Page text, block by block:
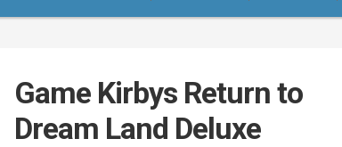
Game Kirbys Return to
Dream Land Deluxe